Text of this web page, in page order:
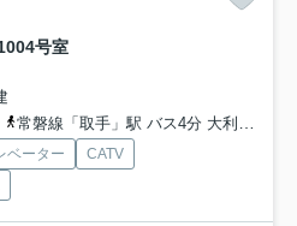
号室
常磐線「取手」駅 バス4分 大利根交通「市民会館入口（取手市）」 停歩2分
ベーター
CATV